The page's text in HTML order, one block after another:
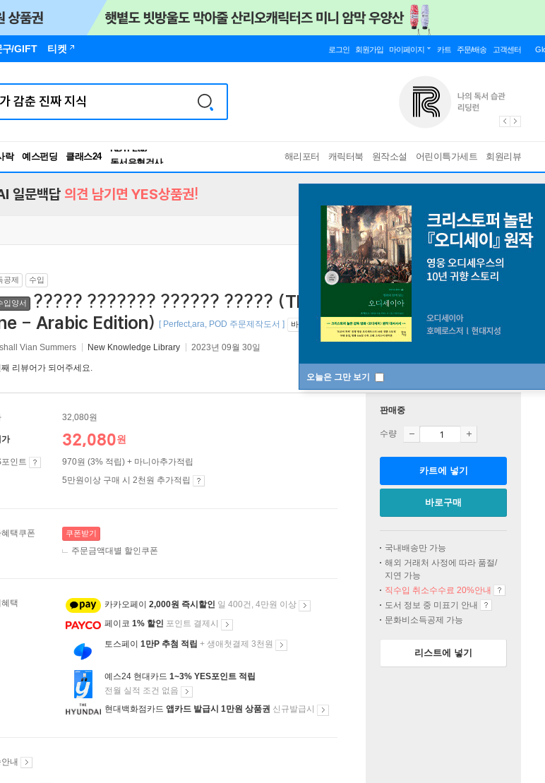
구/GIFT 티켓 로그인 회원가입 마이페이지 카트 주문/배송 고객센터
락 예스펀딩 클래스24
독서유형검사
해리포터 캐릭터북 원작소설 어린이특가세트 회원리뷰
오늘은 그만 보기
일문백답 의견 남기면 YES상품권!
공제 수입
입양서
????? ??????? ?????? ????? (The Allies of Humanity, Book
- Arabic Edition)
[ Perfect,ara, POD 주문제작도서 ] 바인딩 & 에디션 안내
Vian Summers New Knowledge Library 2023년 09월 30일
째 리뷰어가 되어주세요.
32,080원
32,080원
인트
970원 (3% 적립) + 마니아추가적립
5만원이상 구매 시 2천원 추가적립
택쿠폰 쿠폰받기
주문금액대별 할인쿠폰
택 카카오페이 2,000원 즉시할인 일 400건, 4만원 이상
페이코 1% 할인 포인트 결제시
토스페이 1만P 추첨 적립 + 생애첫결제 3천원
예스24 현대카드 1~3% YES포인트 적립
전월 실적 조건 없음
현대백화점카드 앱카드 발급시 1만원 상품권 신규발급시
내
판매중
수량
카트에 넣기
바로구매
국내배송만 가능
해외 거래처 사정에 따라 품절/
지연 가능
직수입 취소수수료 20%안내
도서 정보 중 미표기 안내
문화비소득공제 가능
리스트에 넣기